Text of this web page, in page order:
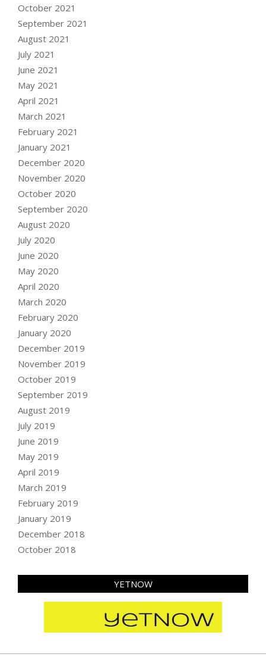
October 2021
September 2021
August 2021
July 2021
June 2021
May 2021
April 2021
March 2021
February 2021
January 2021
December 2020
November 2020
October 2020
September 2020
August 2020
July 2020
June 2020
May 2020
April 2020
March 2020
February 2020
January 2020
December 2019
November 2019
October 2019
September 2019
August 2019
July 2019
June 2019
May 2019
April 2019
March 2019
February 2019
January 2019
December 2018
October 2018
YETNOW